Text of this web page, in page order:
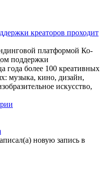
креаторов проходит
платформой Ко-
поддержки
года более 100 креативных
музыка, кино, дизайн,
искусство,
новую запись в